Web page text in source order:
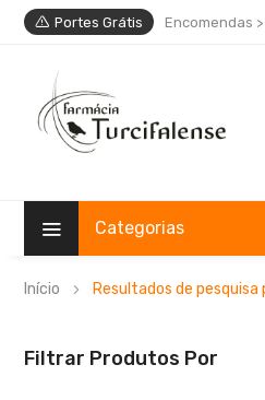
Portes Grátis Encomendas
Categorias
Início Resultados de
Filtrar Produtos Por